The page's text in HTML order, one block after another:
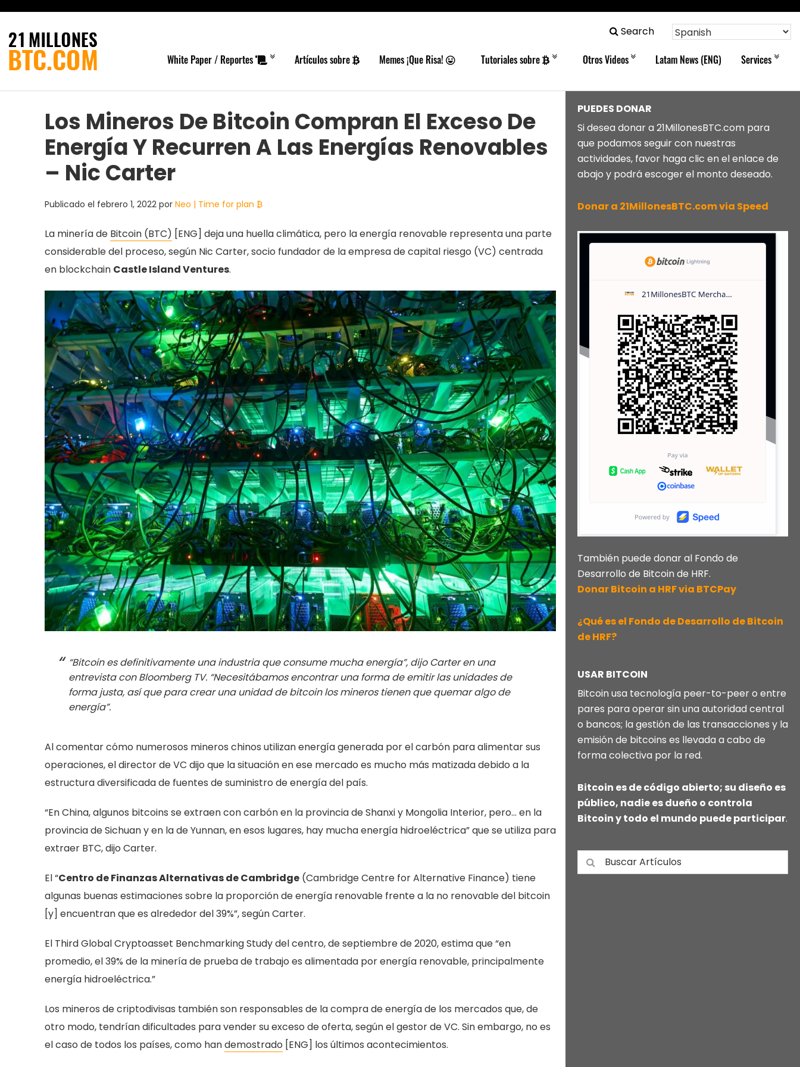
Search
White Paper / Reportes Artículos sobre Memes ¡Que Risa! Tutoriales sobre Otros Videos Latam News (ENG) Services
Los Mineros De Bitcoin Compran El Exceso De
Energía Y Recurren A Las Energías Renovables
– Nic Carter
Publicado el febrero 1, 2022 por Neo | Time for plan ₿
La minería de Bitcoin (BTC) [ENG] deja una huella climática, pero la energía renovable representa una parte
considerable del proceso, según Nic Carter, socio fundador de la empresa de capital riesgo (VC) centrada
en blockchain Castle Island Ventures.
“Bitcoin es definitivamente una industria que consume mucha energía”, dijo Carter en una
entrevista con Bloomberg TV. “Necesitábamos encontrar una forma de emitir las unidades de
forma justa, así que para crear una unidad de bitcoin los mineros tienen que quemar algo de
energía”.
Al comentar cómo numerosos mineros chinos utilizan energía generada por el carbón para alimentar sus
operaciones, el director de VC dijo que la situación en ese mercado es mucho más matizada debido a la
estructura diversificada de fuentes de suministro de energía del país.
“En China, algunos bitcoins se extraen con carbón en la provincia de Shanxi y Mongolia Interior, pero… en la
provincia de Sichuan y en la de Yunnan, en esos lugares, hay mucha energía hidroeléctrica” que se utiliza para
extraer BTC, dijo Carter.
El “Centro de Finanzas Alternativas de Cambridge (Cambridge Centre for Alternative Finance) tiene
algunas buenas estimaciones sobre la proporción de energía renovable frente a la no renovable del bitcoin
[y] encuentran que es alrededor del 39%”, según Carter.
El Third Global Cryptoasset Benchmarking Study del centro, de septiembre de 2020, estima que “en
promedio, el 39% de la minería de prueba de trabajo es alimentada por energía renovable, principalmente
energía hidroeléctrica.”
Los mineros de criptodivisas también son responsables de la compra de energía de los mercados que, de
otro modo, tendrían dificultades para vender su exceso de oferta, según el gestor de VC. Sin embargo, no es
el caso de todos los países, como handemostrado [ENG] los últimos acontecimientos.
PUEDES DONAR
Si desea donar a 21MillonesBTC.com para
que podamos seguir con nuestras
actividades, favor haga clic en el enlace de
abajo y podrá escoger el monto deseado.
Donar a 21MillonesBTC.com via Speed
También puede donar al Fondo de
Desarrollo de Bitcoin de HRF.
Donar Bitcoin a HRF via BTCPay
¿Qué es el Fondo de Desarrollo de Bitcoin
de HRF?
USAR BITCOIN
Bitcoin usa tecnología peer-to-peer o entre
pares para operar sin una autoridad central
o bancos; la gestión de las transacciones y la
emisión de bitcoins es llevada a cabo de
forma colectiva por la red.
Bitcoin es de código abierto; su diseño es
público, nadie es dueño o controla
Bitcoin y todo el mundo puede participar.